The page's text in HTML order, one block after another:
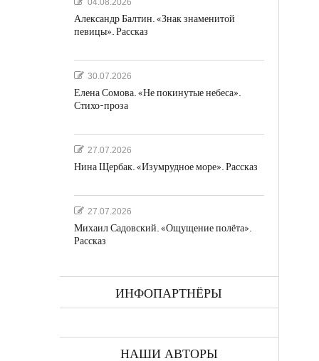
04.08.2026
Александр Балтин. «Знак знаменитой
певицы». Рассказ
30.07.2026
Елена Сомова. «Не покинутые небеса».
Стихо-проза
27.07.2026
Нина Щербак. «Изумрудное море». Рассказ
27.07.2026
Михаил Садовский. «Ощущение полёта».
Рассказ
ИНФОПАРТНЁРЫ
НАШИ АВТОРЫ